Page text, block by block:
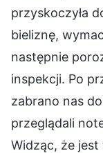
przyskoczyła
bieliznę,
następnie
inspekcji. Po
zabrano nas
przeglądali
Widząc, że